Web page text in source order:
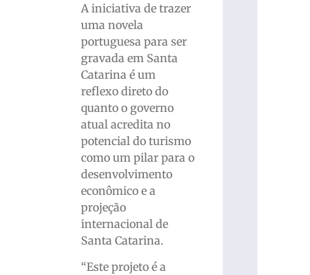
A iniciativa de trazer
uma novela
portuguesa para ser
gravada em Santa
Catarina é um
reflexo direto do
quanto o governo
atual acredita no
potencial do turismo
como um pilar para o
desenvolvimento
econômico e a
projeção
internacional de
Santa Catarina.
“Este projeto é a